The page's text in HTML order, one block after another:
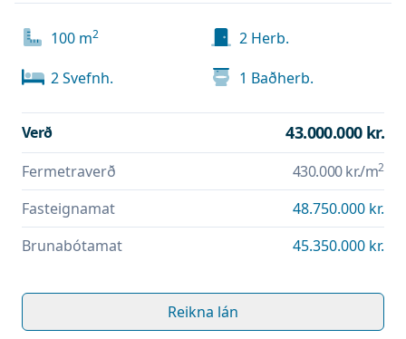
100 m2 2 Herb.
2Svefnh. 1 Baðherb.
Verð 43.000.000 kr.
Fermetraverð 430.000 kr./m2
Fasteignamat
48.750.000 kr.
Brunabótamat
45.350.000 kr.
Reikna lán